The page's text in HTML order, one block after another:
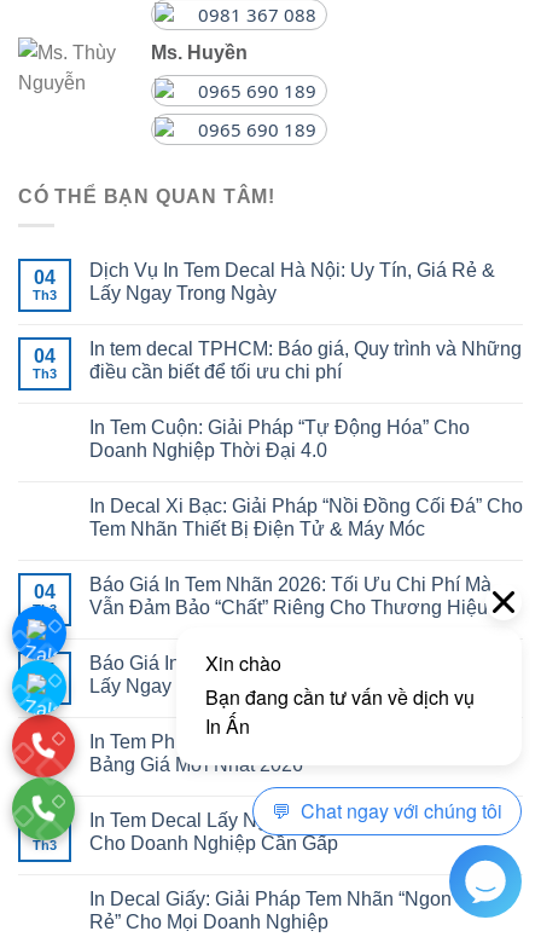
0981 367 088
Ms. Huyền
0965 690 189
0965 690 189
CÓ THỂ BẠN QUAN TÂM!
04
Th3
Dịch Vụ In Tem Decal Hà Nội: Uy Tín, Giá Rẻ &
Lấy Ngay Trong Ngày
04
Th3
In tem decal TPHCM: Báo giá, Quy trình và Những
điều cần biết để tối ưu chi phí
In Tem Cuộn: Giải Pháp “Tự Động Hóa” Cho
Doanh Nghiệp Thời Đại 4.0
In Decal Xi Bạc: Giải Pháp “Nồi Đồng Cối Đá” Cho
Tem Nhãn Thiết Bị Điện Tử & Máy Móc
04
Th3
Báo Giá In Tem Nhãn 2026: Tối Ưu Chi Phí Mà
Vẫn Đảm Bảo “Chất” Riêng Cho Thương Hiệu
04
Th3
Báo Giá In Tem Dán Ly Trà Sữa: Thiết Kế Đẹp,
Lấy Ngay Tại Hà Nội
In Tem Phụ Sản Phẩm: Quy Định, Chất Liệu Và
Bảng Giá Mới Nhất 2026
04
Th3
In Tem Decal Lấy Ngay: Giải Pháp “Cứu Cánh”
Cho Doanh Nghiệp Cần Gấp
In Decal Giấy: Giải Pháp Tem Nhãn “Ngon – Bổ –
Rẻ” Cho Mọi Doanh Nghiệp